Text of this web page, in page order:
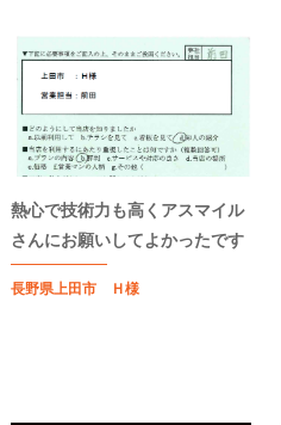
熱心で技術力も高くアスマイル
さんにお願いしてよかったです
長野県上田市 Ｈ様